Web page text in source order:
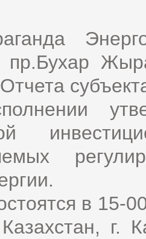
пр.Бухар
в 15-
г.